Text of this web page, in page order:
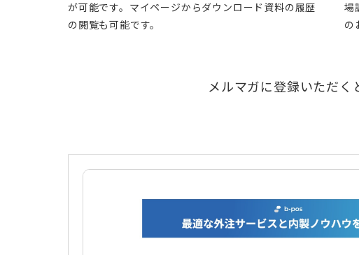
が可能です。マイページからダウンロード資料の履歴
の閲覧も可能です。
場
の
メルマガに登録いただく